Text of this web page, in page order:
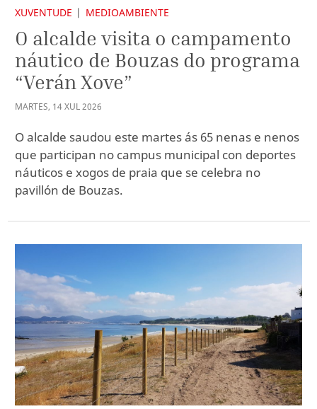
XUVENTUDE MEDIOAMBIENTE
O alcalde visita o campamento
náutico de Bouzas do programa
“Verán Xove”
MARTES, 14XUL2026
O alcalde saudou este martes ás 65 nenas e nenos
que participan no campus municipal con deportes
náuticos e xogos de praia que se celebra no
pavillón de Bouzas.